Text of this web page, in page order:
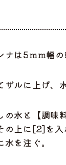
ナは5mm幅の
ザルに上げ、
の水と【調味
の上に[2]を
を注ぐ。